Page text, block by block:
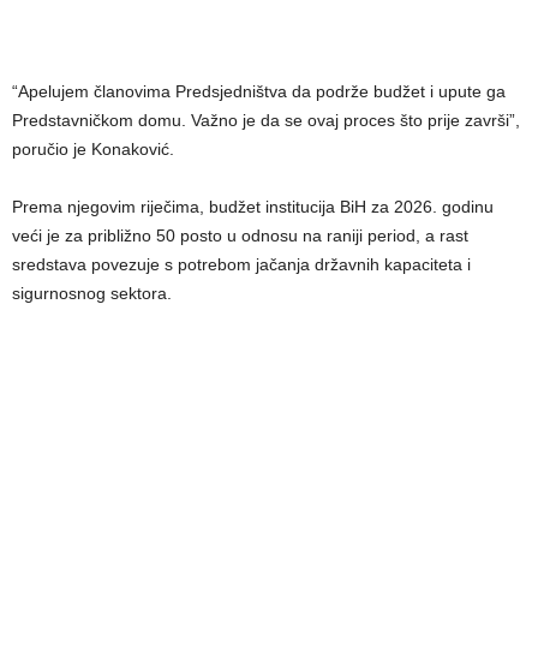
“Apelujem članovima Predsjedništva da podrže budžet i upute ga
Predstavničkom domu. Važno je da se ovaj proces što prije završi”,
poručio je Konaković.
Prema njegovim riječima, budžet institucija BiH za 2026. godinu
veći je za približno 50 posto u odnosu na raniji period, a rast
sredstava povezuje s potrebom jačanja državnih kapaciteta i
sigurnosnog sektora.